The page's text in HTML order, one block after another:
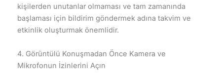
kişilerden unutanlar olmaması ve tam zamanında
başlaması için bildirim göndermek adına takvim ve
etkinlik oluşturmak önemlidir.
4. Görüntülü Konuşmadan Önce Kamera ve
Mikrofonun İzinlerini Açın